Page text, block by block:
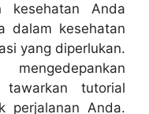
kesehatan Anda
dalam kesehatan
yang diperlukan.
tutorial
perjalanan Anda.